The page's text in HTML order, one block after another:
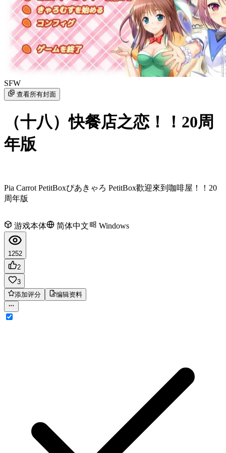
SFW
查看所有封面
（十八）快餐店之恋！！20周
年版
Pia Carrot PetitBoxぴあきゃろ PetitBox歡迎來到咖啡屋！！20
周年版
游戏本体 简体中文 Windows
1252
2
3
添加评分
编辑资料